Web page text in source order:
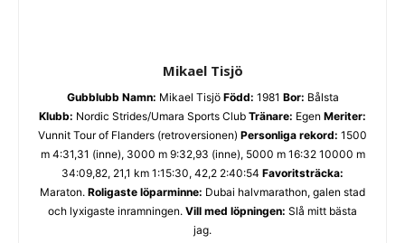
Mikael Tisjö
Gubblubb Namn: Mikael Tisjö Född: 1981 Bor: Bålsta
Klubb: Nordic Strides/Umara Sports Club Tränare: Egen Meriter:
Vunnit Tour of Flanders (retroversionen) Personliga rekord: 1500
m 4:31,31 (inne), 3000 m 9:32,93 (inne), 5000 m 16:32 10000 m
34:09,82, 21,1 km 1:15:30, 42,2 2:40:54 Favoritsträcka:
Maraton. Roligaste löparminne: Dubai halvmarathon, galen stad
och lyxigaste inramningen. Vill med löpningen: Slå mitt bästa
jag.